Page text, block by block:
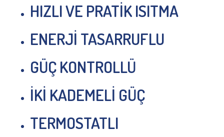
HIZLI VE PRATİK ISITMA
ENERJİ TASARRUFLU
GÜÇ KONTROLLÜ
İKİ KADEMELİ GÜÇ
TERMOSTATLI